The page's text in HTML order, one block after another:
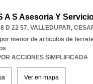
A S Asesoria Y
D 22 57, VALLEDUPAR,
menor de articulos de
ACCIONES SIMPLIFICADA
Ver en mapa